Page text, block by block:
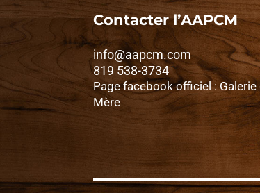
Contacter l’AAPCM
info@aapcm.com
819 538-3734
Page facebook officiel : Galerie
Mère